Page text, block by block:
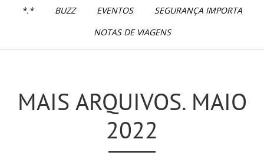
*.* BUZZ EVENTOS
SEGURANÇA IMPORTA
NOTAS DE VIAGENS
MAIS ARQUIVOS. MAIO
2022